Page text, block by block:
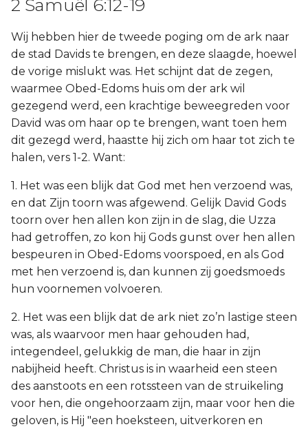
2 Samuël 6:12-19
Wij hebben hier de tweede poging om de ark naar
de stad Davids te brengen, en deze slaagde, hoewel
de vorige mislukt was. Het schijnt dat de zegen,
waarmee Obed-Edoms huis om der ark wil
gezegend werd, een krachtige beweegreden voor
David was om haar op te brengen, want toen hem
dit gezegd werd, haastte hij zich om haar tot zich te
halen, vers 1-2. Want:
1. Het was een blijk dat God met hen verzoend was,
en dat Zijn toorn was afgewend. Gelijk David Gods
toorn over hen allen kon zijn in de slag, die Uzza
had getroffen, zo kon hij Gods gunst over hen allen
bespeuren in Obed-Edoms voorspoed, en als God
met hen verzoend is, dan kunnen zij goedsmoeds
hun voornemen volvoeren.
2. Het was een blijk dat de ark niet zo’n lastige steen
was, als waarvoor men haar gehouden had,
integendeel, gelukkig de man, die haar in zijn
nabijheid heeft. Christus is in waarheid een steen
des aanstoots en een rotssteen van de struikeling
voor hen, die ongehoorzaam zijn, maar voor hen die
geloven, is Hij "een hoeksteen, uitverkoren en